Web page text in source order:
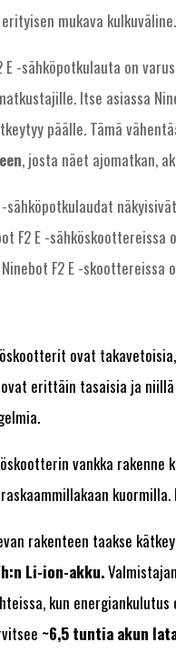
mukava
E -sähköpotkulauta on
Itse asiassa
päälle. Tämä
, josta näet ajomatkan,
-sähköpotkulaudat
F2 E -sähköskoottereissa
F2 E -skoottereissa
ovat
erittäin tasaisia ja niillä
vankka
rakenteen taakse
Li-ion-akku.
kun
~6,5 tuntia akun